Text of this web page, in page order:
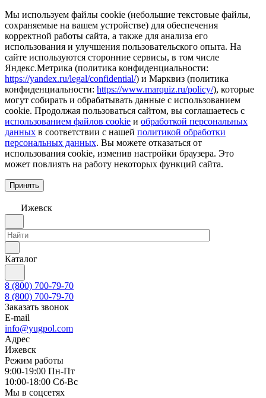
Мы используем файлы cookie (небольшие текстовые файлы,
сохраняемые на вашем устройстве) для обеспечения
корректной работы сайта, а также для анализа его
использования и улучшения пользовательского опыта. На
сайте используются сторонние сервисы, в том числе
Яндекс.Метрика (политика конфиденциальности:
https://yandex.ru/legal/confidential/) и Марквиз (политика
конфиденциальности: https://www.marquiz.ru/policy/), которые
могут собирать и обрабатывать данные с использованием
cookie. Продолжая пользоваться сайтом, вы соглашаетесь с
использованием файлов cookie и обработкой персональных
данных в соответствии с нашей политикой обработки
персональных данных. Вы можете отказаться от
использования cookie, изменив настройки браузера. Это
может повлиять на работу некоторых функций сайта.
Принять
Ижевск
Каталог
8 (800) 700-79-70
8 (800) 700-79-70
Заказать звонок
E-mail
info@yugpol.com
Адрес
Ижевск
Режим работы
9:00-19:00 Пн-Пт
10:00-18:00 Cб-Вс
Мы в соцсетях